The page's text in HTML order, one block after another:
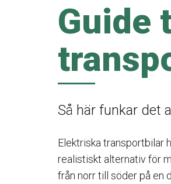
Guide
Så här funkar det
Elektriska transportbilar
realistiskt alternativ för
från norr till söder på en